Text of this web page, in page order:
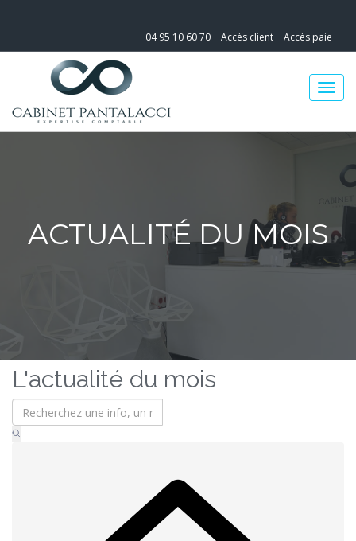
04 95 10 60 70 Accès client Accès paie
ACTUALITÉ DU MOIS
L'actualité du mois